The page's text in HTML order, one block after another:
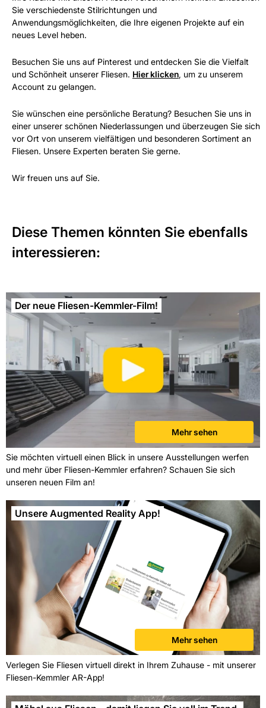
Sie verschiedenste Stilrichtungen und
Anwendungsmöglichkeiten, die Ihre eigenen Projekte auf ein
neues Level heben.
Besuchen Sie uns auf Pinterest und entdecken Sie die Vielfalt
und Schönheit unserer Fliesen. Hier klicken, um zu unserem
Account zu gelangen.
Sie wünschen eine persönliche Beratung? Besuchen Sie uns in
einer unserer schönen Niederlassungen und überzeugen Sie sich
vor Ort von unserem vielfältigen und besonderen Sortiment an
Fliesen. Unsere Experten beraten Sie gerne.
Wir freuen uns auf Sie.
Diese Themen könnten Sie ebenfalls
interessieren:
Der neue Fliesen-Kemmler-Film!
Mehr sehen
Sie möchten virtuell einen Blick in unsere Ausstellungen werfen
und mehr über Fliesen-Kemmler erfahren? Schauen Sie sich
unseren neuen Film an!
Unsere Augmented Reality App!
Mehr sehen
Verlegen Sie Fliesen virtuell direkt in Ihrem Zuhause - mit unserer
Fliesen-Kemmler AR-App!